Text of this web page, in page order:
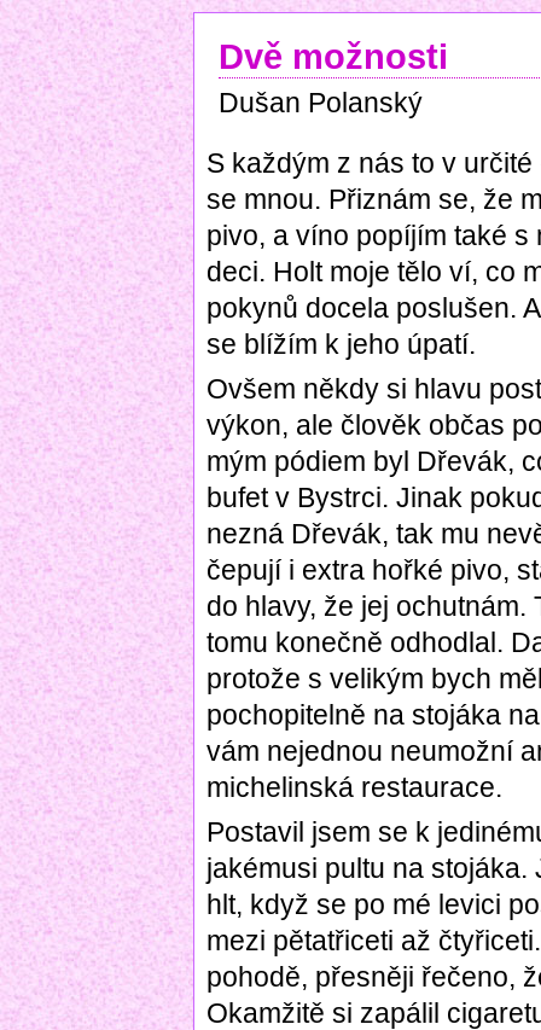
Dvě možnosti
Dušan Polanský
S každým z nás to v
se mnou. Přiznám se, že
pivo, a víno popíjím také
deci. Holt moje tělo ví, co
pokynů docela poslušen.
se blížím k jeho úpatí.
Ovšem někdy si hlavu
výkon, ale člověk občas
mým pódiem byl Dřevák,
bufet v Bystrci. Jinak
nezná Dřevák, tak mu
čepují i extra hořké pivo,
do hlavy, že jej
tomu konečně odhodlal.
protože s velikým bych
pochopitelně na stojáka
vám nejednou neumožní
michelinská restaurace.
Postavil jsem se k
jakémusi pultu na
hlt, když se po mé levici
mezi pětatřiceti až
pohodě, přesněji řečeno,
Okamžitě si zapálil